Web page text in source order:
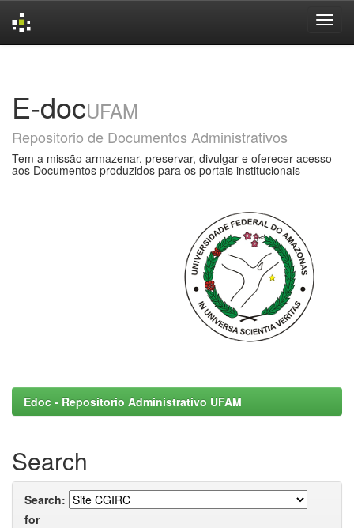
E-docUFAM
Repositorio de Documentos Administrativos
Tem a missão armazenar, preservar, divulgar e oferecer acesso
aos Documentos produzidos para os portais institucionais
Edoc - Repositorio Administrativo UFAM
Search
Search:
for